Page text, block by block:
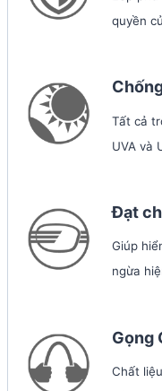
quyền
Tất cả
UVA và
Đạt
Giúp
ngừa
Gọng
Chất